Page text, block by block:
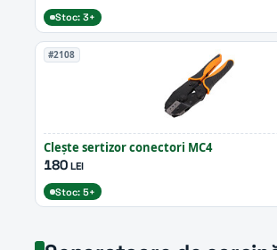
Stoc: 3+
#2108
Clește sertizor conectori MC4
180LEI
Stoc: 5+